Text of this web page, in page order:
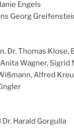
Engels
Georg
Dr. Thomas Klose,
Wagner, Sigrid
Alfred
Harald Gorgulla